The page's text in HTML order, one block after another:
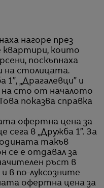
квартири, които
поскъпнаха
на столицата.
„Драгалевци” и
на сто от началото
показва справка
офертна цена за
сега в „Дружба 1”. За
такъв
се е отдавал за
ръст в
в по-луксозните
офертна цена за